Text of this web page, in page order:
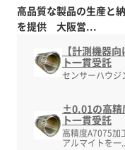
高品質な製品の生産と
を提供 大阪営...
【計測機器
ト一貫受託
センサーハウジ
±0.01の高精
ト一貫受託
高精度A7075加
アルマイトを一